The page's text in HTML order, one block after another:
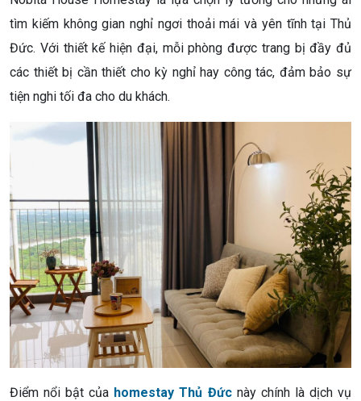
tìm kiếm không gian nghỉ ngơi thoải mái và yên tĩnh tại Thủ
Đức. Với thiết kế hiện đại, mỗi phòng được trang bị đầy đủ
các thiết bị cần thiết cho kỳ nghỉ hay công tác, đảm bảo sự
tiện nghi tối đa cho du khách.
Điểm nổi bật của homestay Thủ Đứcnày chính là dịch vụ